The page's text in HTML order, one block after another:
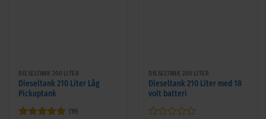
DIESELTANK 200 LITER
Dieseltank 210 Liter Låg
Pickuptank
(19)
DIESELTANK 200 LITER
Dieseltank 210 Liter med 18
volt batteri